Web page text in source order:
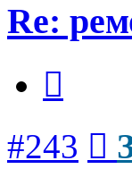
Re:
#243